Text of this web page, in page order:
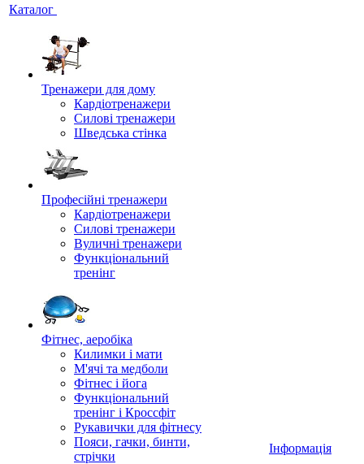
Каталог
Тренажери для дому
Кардіотренажери
Силові тренажери
Шведська стінка
Професійні тренажери
Кардіотренажери
Силові тренажери
Вуличні тренажери
Функціональний
тренінг
Фітнес, аеробіка
Килимки і мати
М'ячі та медболи
Фітнес і йога
Функціональний
тренінг і Кроссфіт
Рукавички для фітнесу
Пояси, гачки, бинти,
стрічки
Інформація